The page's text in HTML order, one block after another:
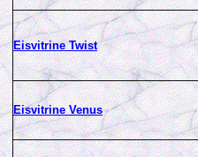
Eisvitrine Twist
Eisvitrine Venus